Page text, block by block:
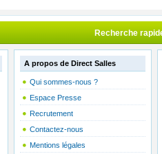
Recherche
A propos de Direct Salles
Qui sommes-nous ?
Espace Presse
Recrutement
Contactez-nous
Mentions légales